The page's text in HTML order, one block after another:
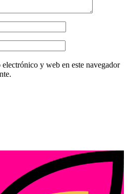
y web en este navegador